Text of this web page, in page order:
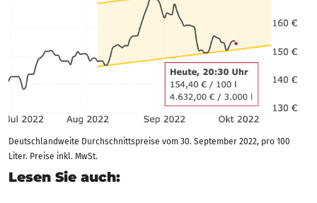
Deutschlandweite Durchschnittspreise vom 30. September 2022, pro 100
Liter. Preise inkl. MwSt.
Lesen Sie auch: